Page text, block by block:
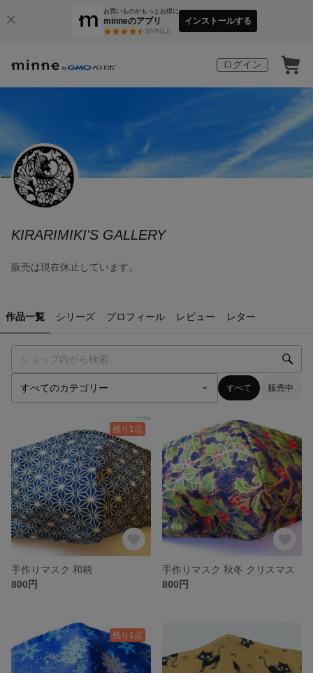
お買いものがもっとお得に
minneのアプリ
3万件以上
インストールする
ログイン
KIRARIMIKI'S GALLERY
販売は現在休止しています。
作品一覧 シリーズ プロフィール レビュー レター
すべて 販売中
残り1点
手作りマスク 和柄
800円
手作りマスク 秋冬 クリスマス
800円
残り1点